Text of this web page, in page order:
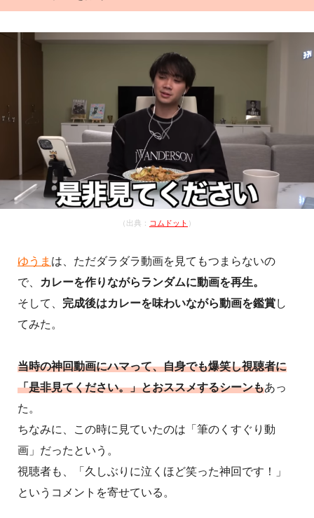
（出典： コムドット ）
ゆうま は、ただダラダラ動画を見てもつまらないの
で、
カレーを作りながらランダムに動画を再生。
そして、 完成後はカレーを味わいながら動画を鑑賞し
てみた。
当時の神回動画にハマって、自身でも爆笑し視聴者に
「是非見てください。」とおススメするシーンもあっ
た。
ちなみに、この時に見ていたのは「筆のくすぐり動
画」だったという。
視聴者も、「久しぶりに泣くほど笑った神回です！」
というコメントを寄せている。